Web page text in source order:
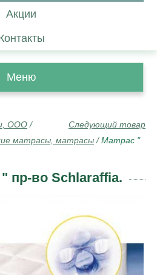
Акции
Меню
Следующий товар
ООО /
матрасы, матрасы /Матрас "
пр-во Schlaraffia.